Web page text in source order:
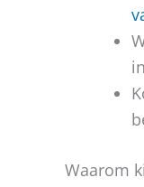
Waarom